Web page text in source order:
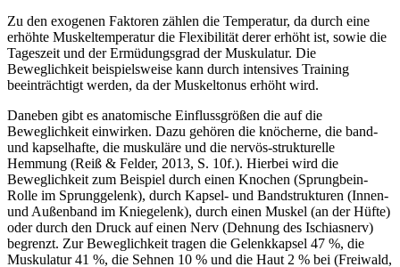
Zu den exogenen Faktoren zählen die Temperatur, da durch eine
erhöhte Muskeltemperatur die Flexibilität derer erhöht ist, sowie die
Tageszeit und der Ermüdungsgrad der Muskulatur. Die
Beweglichkeit beispielsweise kann durch intensives Training
beeinträchtigt werden, da der Muskeltonus erhöht wird.
Daneben gibt es anatomische Einflussgrößen die auf die
Beweglichkeit einwirken. Dazu gehören die knöcherne, die band-
und kapselhafte, die muskuläre und die nervös-strukturelle
Hemmung (Reiß & Felder, 2013, S. 10f.). Hierbei wird die
Beweglichkeit zum Beispiel durch einen Knochen (Sprungbein-
Rolle im Sprunggelenk), durch Kapsel- und Bandstrukturen (Innen-
und Außenband im Kniegelenk), durch einen Muskel (an der Hüfte)
oder durch den Druck auf einen Nerv (Dehnung des Ischiasnerv)
begrenzt. Zur Beweglichkeit tragen die Gelenkkapsel 47 %, die
Muskulatur 41 %, die Sehnen 10 % und die Haut 2 % bei (Freiwald,